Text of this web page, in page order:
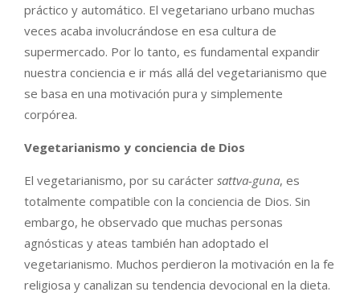
práctico y automático. El vegetariano urbano muchas
veces acaba involucrándose en esa cultura de
supermercado. Por lo tanto, es fundamental expandir
nuestra conciencia e ir más allá del vegetarianismo que
se basa en una motivación pura y simplemente
corpórea.
Vegetarianismo y conciencia de Dios
El vegetarianismo, por su carácter sattva-guna, es
totalmente compatible con la conciencia de Dios. Sin
embargo, he observado que muchas personas
agnósticas y ateas también han adoptado el
vegetarianismo. Muchos perdieron la motivación en la fe
religiosa y canalizan su tendencia devocional en la dieta.